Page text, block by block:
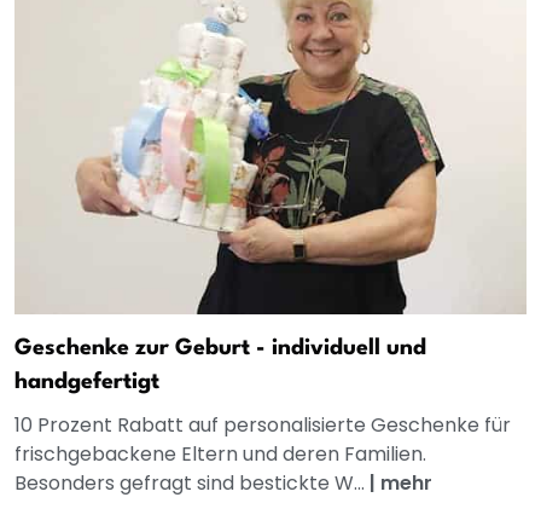
Geschenke zur Geburt - individuell und
handgefertigt
10 Prozent Rabatt auf personalisierte Geschenke für
frischgebackene Eltern und deren Familien.
Besonders gefragt sind bestickte W... | mehr